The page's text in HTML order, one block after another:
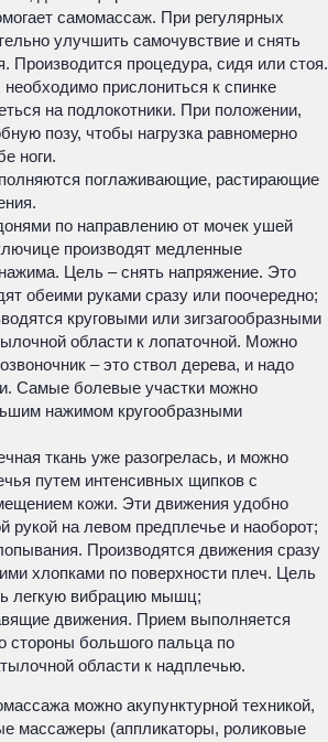
самомассаж. При регулярных
улучшить самочувствие и снять
Производится процедура, сидя или стоя.
прислониться к спинке
на подлокотники. При положении,
позу, чтобы нагрузка равномерно
ноги.
поглаживающие, растирающие
по направлению от мочек ушей
производят медленные
Цель – снять напряжение. Это
обеими руками сразу или поочередно;
круговыми или зигзагообразными
области к лопаточной. Можно
– это ствол дерева, и надо
Самые болевые участки можно
нажимом кругообразными
ткань уже разогрелась, и можно
путем интенсивных щипков с
кожи. Эти движения удобно
рукой на левом предплечье и наоборот;
Производятся движения сразу
хлопками по поверхности плеч. Цель
легкую вибрацию мышц;
движения. Прием выполняется
стороны большого пальца по
области к надплечью.
можно акупунктурной техникой,
массажеры (аппликаторы, роликовые